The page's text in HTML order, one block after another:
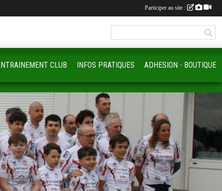
CLUB INFOS PRATIQUES ADHESION - BOUTIQUE
Participer au site :